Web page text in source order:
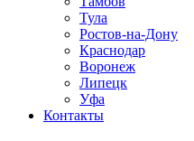
Тула
Ростов-на-Дону
Краснодар
Воронеж
Липецк
Уфа
Контакты